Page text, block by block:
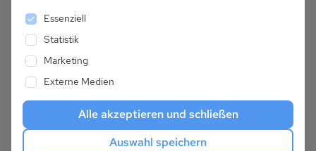
Es folgt eine Liste der Service-Gruppen, für die
Essenziell
Statistik
Marketing
Externe Medien
Alle akzeptieren und schließen
Auswahl speichern